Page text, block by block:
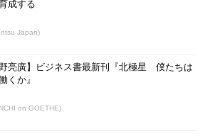
成する
Japan)
野亮廣】ビジネス書最新刊『北極星 僕たちは
くか』
on GOETHE)